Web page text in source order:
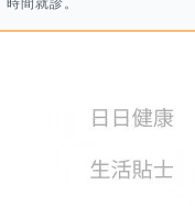
時間就診。